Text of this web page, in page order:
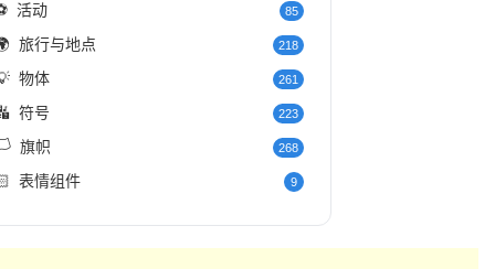
活动 85
旅行与地点 218
物体 261
符号 223
旗帜 268
表情组件 9